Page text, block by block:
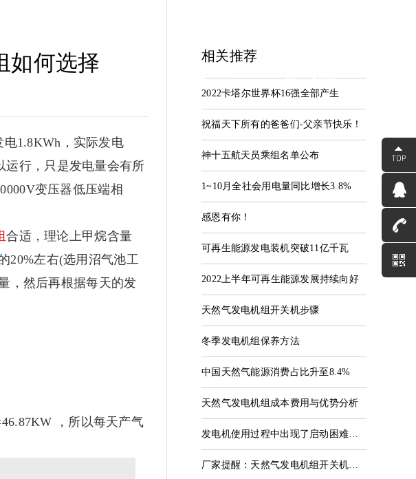
服务支持
服务中心
联系我们
联系河海
如何选择
电1.8KWh，实际发电
运行，只是发电量会有所
变压器低压端相
合适，理论上甲烷含量
20%左右(选用沼气池工
，然后再根据每天的发
，所以每天产气
相关推荐
2022卡塔尔世界杯16强全部产生
祝福天下所有的爸爸们-父亲节快乐！
神十五航天员乘组名单公布
1~10月全社会用电量同比增长3.8%
感恩有你！
可再生能源发电装机突破11亿千瓦
2022上半年可再生能源发展持续向好
天然气发电机组开关机步骤
冬季发电机组保养方法
中国天然气能源消费占比升至8.4%
天然气发电机组成本费用与优势分析
发电机使用过程中出现了启动困难的情况
厂家提醒：天然气发电机组开关机步骤